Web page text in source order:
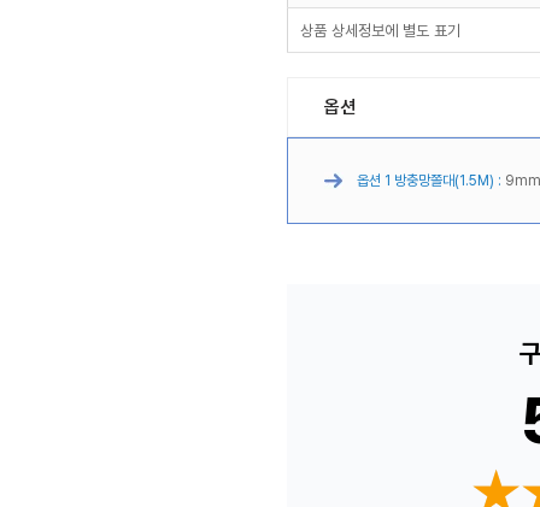
상품 상세정보에 별도 표기
옵션
옵션 1 방충망쫄대(1.5M) :